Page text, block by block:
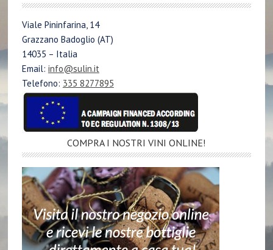
Viale Pininfarina, 14
Grazzano Badoglio (AT)
14035 – Italia
Email: info@sulin.it
Telefono: 335 8277895
COMPRA I NOSTRI VINI ONLINE!